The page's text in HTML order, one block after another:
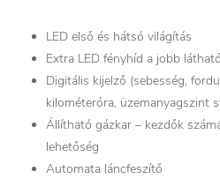
LED első és hátsó világítás
Extra LED fényhíd a jobb
Digitális kijelző (sebesség,
kilométeróra, üzemanyagszint
Állítható gázkar – kezdők
lehetőség
Automata láncfeszítő